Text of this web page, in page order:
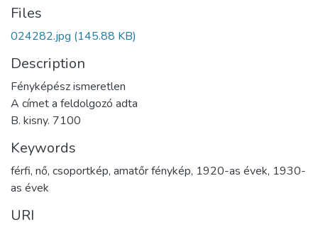
Files
024282.jpg (145.88 KB)
Description
Fényképész ismeretlen
A címet a feldolgozó adta
B. kisny. 7100
Keywords
férfi, nő, csoportkép, amatőr fénykép, 1920-as évek, 1930-
as évek
URI